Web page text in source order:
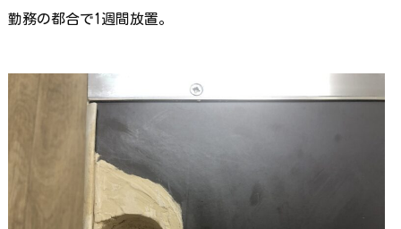
勤務の都合で1週間放置。